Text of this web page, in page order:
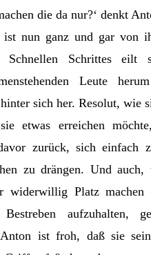
die da nur?‘ denkt
ist nun ganz und gar von
Schnellen Schrittes eilt
Leute
sich her. Resolut, wie
etwas erreichen
zurück, sich einfach
zu drängen. Und auch,
widerwillig Platz machen
aufzuhalten,
ist froh, daß sie